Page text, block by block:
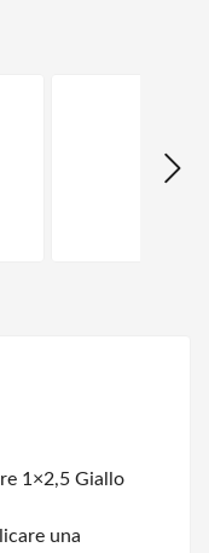
1×2,5 Giallo
una